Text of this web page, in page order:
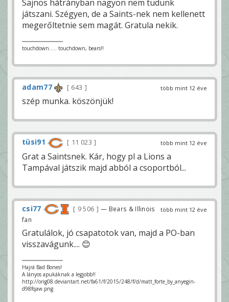
Sajnos hátrányban nagyon nem tudunk
játszani. Szégyen, de a Saints-nek nem kellenett
megerőltetnie sem magát. Gratula nekik.
touchdown..... touchdown, bears!!
több mint 12 éve
adam77 643
szép munka. köszönjük!
több mint 12 éve
tüsi91 11 023
Grat a Saintsnek. Kár, hogy pl a Lions a
Tampával játszik majd abból a csoportból...
több mint 12 éve
csi77 9 506
— Bears & Illinois
fan
Gratulálok, jó csapatotok van, majd a PO-ban
visszavágunk.... 😊
Hajrá Bad Bones!
A lányos apukáknak a legjobb!!
http://orig08.deviantart.net/fa61/f/2015/248/f/d/matt_forte_by_anyegin-
d98fqaw.png